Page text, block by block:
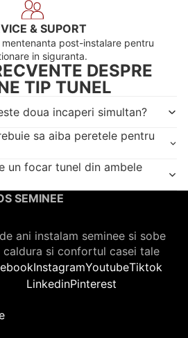
& SUPORT
post-instalare pentru
in siguranta.
DESPRE
TIP TUNEL
doua incaperi simultan?
sa aiba peretele pentru
un focar tunel din ambele
SEMINEE
ani instalam seminee si sobe
caldura si confortul casei tale
InstagramYoutubeTiktok
LinkedinPinterest